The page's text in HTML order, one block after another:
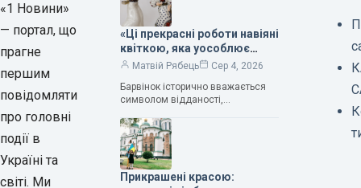
«1 Новини»
— портал, що
прагне
першим
повідомляти
про головні
події в
Україні та
світі. Ми
«Ці прекрасні роботи навіяні
квіткою, яка уособлює
нескінченне кохання», —
Людмила Карпінська-
Романюк
Матвій Рябець
Сер 4, 2026
Барвінок історично вважається
символом відданості,
та тривалого подружнього союзу.
Саме тому ця рослина надихала і
продовжує надихати митців на
Прикрашені красою: